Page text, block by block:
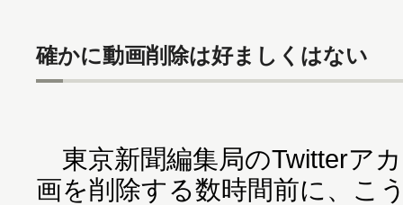
確かに動画削除は好ましくはない
東京新聞編集局のTwitterア
画を削除する数時間前に、こ